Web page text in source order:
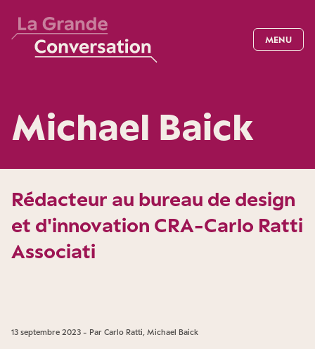
MENU
Michael Baick
Rédacteur au bureau de design
et d'innovation CRA-Carlo Ratti
Associati
13 septembre 2023 - Par Carlo Ratti, Michael Baick